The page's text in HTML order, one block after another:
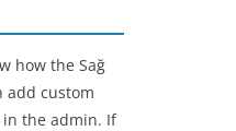
how the Sağ
add custom
the admin. If